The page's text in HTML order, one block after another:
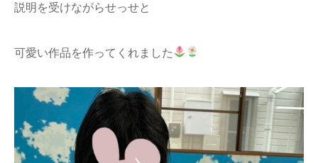
説明を受けながらせっせと
可愛い作品を作ってくれました